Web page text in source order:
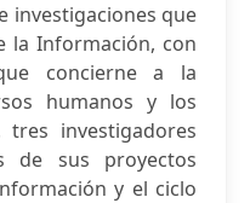
investigaciones que
la Información, con
concierne a la
humanos y los
tres investigadores
de sus proyectos
y el ciclo